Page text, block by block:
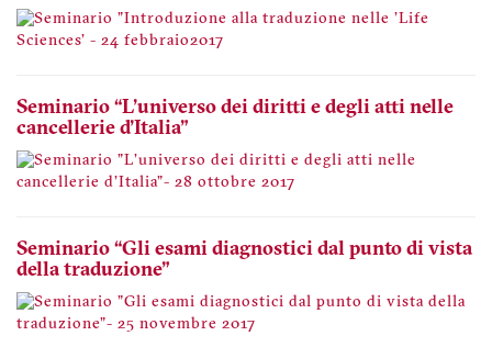
Seminario “L'universo dei diritti e degli atti nelle
cancellerie d'Italia"
Seminario “Gli esami diagnostici dal punto di vista
della traduzione"